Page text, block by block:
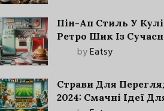
Пін-Ап Стиль У
Ретро Шик Із
Акцентом
byEatsy
Страви Для
2024: Смачні Ідеї